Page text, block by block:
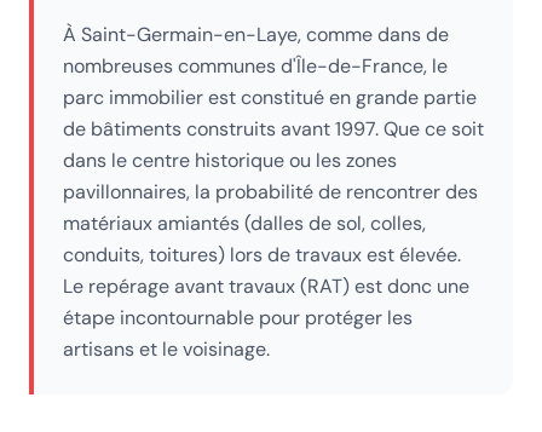
À Saint-Germain-en-Laye, comme dans de
nombreuses communes d'Île-de-France, le
parc immobilier est constitué en grande partie
de bâtiments construits avant 1997. Que ce soit
dans le centre historique ou les zones
pavillonnaires, la probabilité de rencontrer des
matériaux amiantés (dalles de sol, colles,
conduits, toitures) lors de travaux est élevée.
Le repérage avant travaux (RAT) est donc une
étape incontournable pour protéger les
artisans et le voisinage.